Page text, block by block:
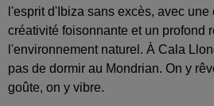
l'esprit d'Ibiza sans excès, avec
créativité foisonnante et un profond
l'environnement naturel. À Cala
pas de dormir au Mondrian. On y
goûte, on y vibre.